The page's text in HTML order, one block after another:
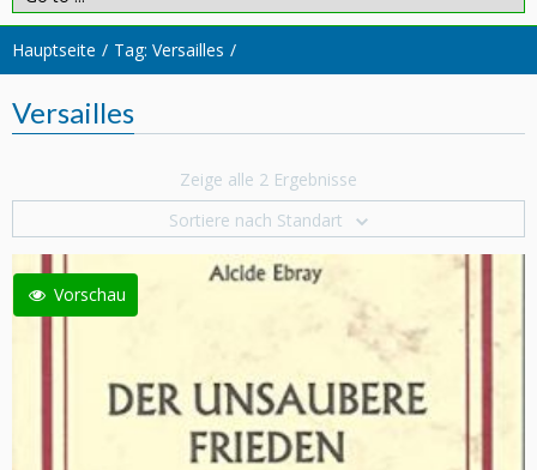
Hauptseite Tag: Versailles
Versailles
Zeige alle 2 Ergebnisse
Sortiere nach Standart
Vorschau